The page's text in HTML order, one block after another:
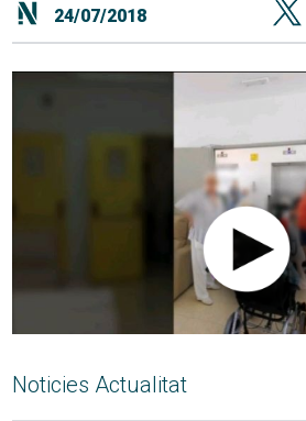
24/07/2018
Noticies Actualitat